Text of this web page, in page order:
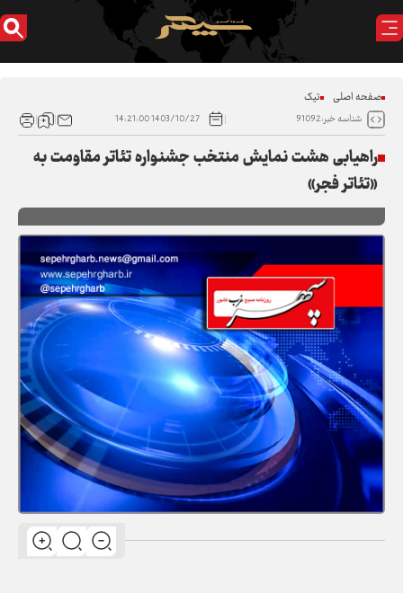
صفحه اصلی تیک
شناسه خبر:91092 1403/10/27 14:21:00
راهیابی هشت نمایش منتخب جشنواره تئاتر مقاومت به
«تئاتر فجر»